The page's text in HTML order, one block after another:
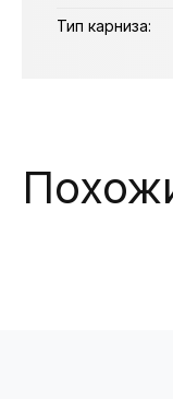
Тип карниза: